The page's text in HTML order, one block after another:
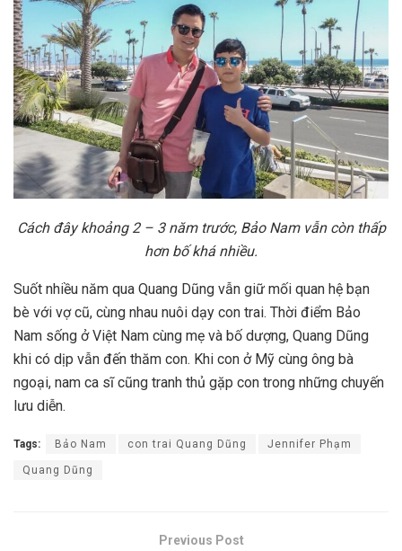
Cách đây khoảng 2 – 3 năm trước, Bảo Nam vẫn còn thấp
hơn bố khá nhiều.
Suốt nhiều năm qua Quang Dũng vẫn giữ mối quan hệ bạn
bè với vợ cũ, cùng nhau nuôi dạy con trai. Thời điểm Bảo
Nam sống ở Việt Nam cùng mẹ và bố dượng, Quang Dũng
khi có dịp vẫn đến thăm con. Khi con ở Mỹ cùng ông bà
ngoại, nam ca sĩ cũng tranh thủ gặp con trong những chuyến
lưu diễn.
Tags: Bảo Nam con trai Quang Dũng Jennifer Phạm
Quang Dũng
Previous Post